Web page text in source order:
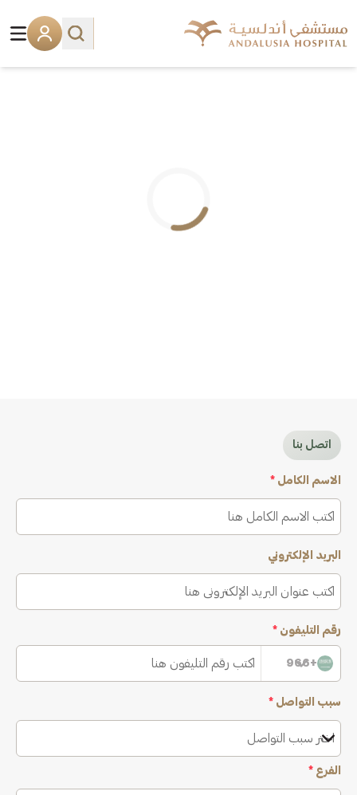
اتصل بنا
الاسم الكامل *
البريد الإلكتروني
رقم التليفون *
+966
سبب التواصل *
اختر سبب التواصل
الفرع *